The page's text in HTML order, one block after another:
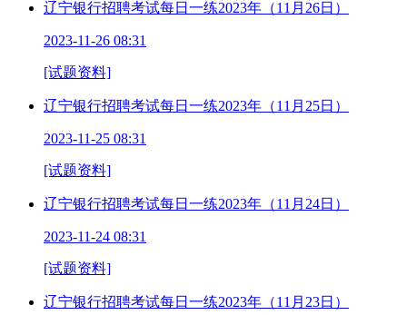
辽宁银行招聘考试每日一练2023年（11月26日）
2023-11-26 08:31
[试题资料]
辽宁银行招聘考试每日一练2023年（11月25日）
2023-11-25 08:31
[试题资料]
辽宁银行招聘考试每日一练2023年（11月24日）
2023-11-24 08:31
[试题资料]
辽宁银行招聘考试每日一练2023年（11月23日）